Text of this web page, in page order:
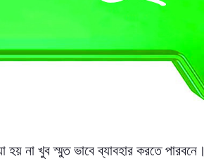
না খুব স্মুত ভাবে ব্যাবহার করতে পারবনে।